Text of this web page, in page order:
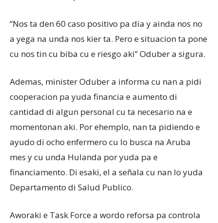
“Nos ta den 60 caso positivo pa dia y ainda nos no
a yega na unda nos kier ta. Pero e situacion ta pone
cu nos tin cu biba cu e riesgo aki” Oduber a sigura.
Ademas, minister Oduber a informa cu nan a pidi
cooperacion pa yuda financia e aumento di
cantidad di algun personal cu ta necesario na e
momentonan aki. Por ehemplo, nan ta pidiendo e
ayudo di ocho enfermero cu lo busca na Aruba
mes y cu unda Hulanda por yuda pa e
financiamento. Di esaki, el a señala cu nan lo yuda
Departamento di Salud Publico.
Aworaki e Task Force a wordo reforsa pa controla